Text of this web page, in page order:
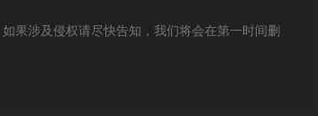
果涉及侵权请尽快告知，我们将会在第一时间删